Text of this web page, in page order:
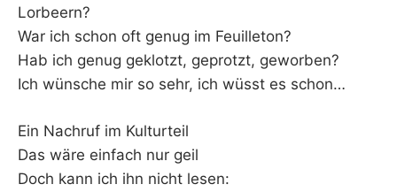
Lorbeern?
War ich schon oft genug im Feuilleton?
Hab ich genug geklotzt, geprotzt, geworben?
Ich wünsche mir so sehr, ich wüsst es schon…
Ein Nachruf im Kulturteil
Das wäre einfach nur geil
Doch kann ich ihn nicht lesen: